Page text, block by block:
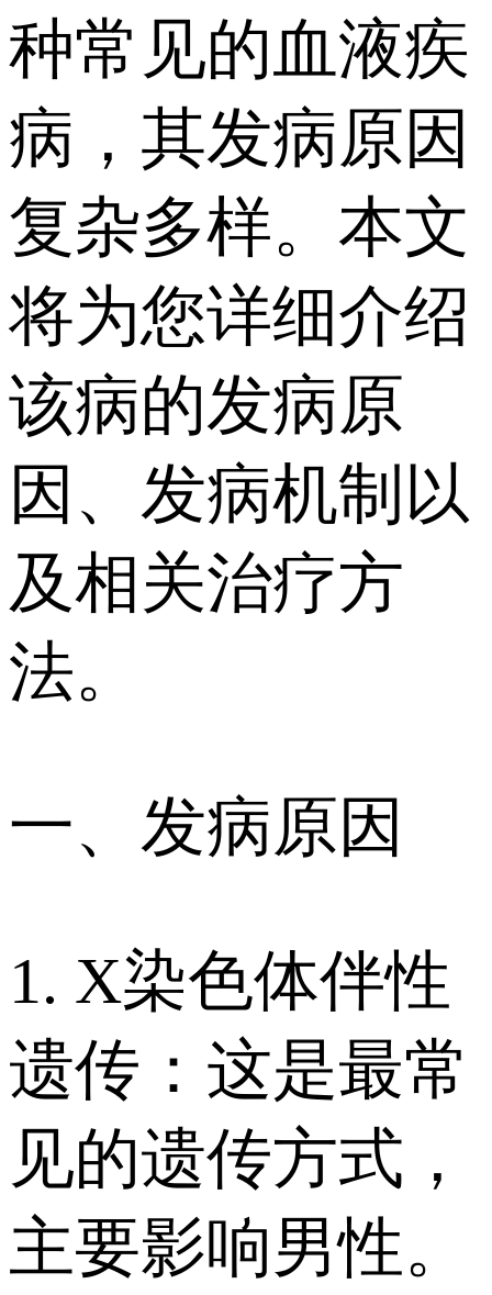
种常见的血液疾
病，其发病原因
复杂多样。本文
将为您详细介绍
该病的发病原
因、发病机制以
及相关治疗方
法。
一、发病原因
1. X染色体伴性
遗传：这是最常
见的遗传方式，
主要影响男性。